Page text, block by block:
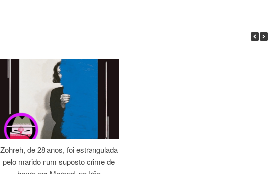
Zohreh, de 28 anos, foi estrangulada
pelo marido num suposto crime de